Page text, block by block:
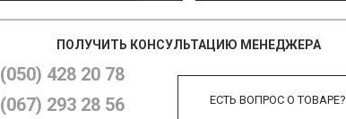
ПОЛУЧИТЬ КОНСУЛЬТАЦИЮ МЕНЕДЖЕРА
(050) 428 20 78
(067) 293 28 56
ЕСТЬ ВОПРОС О ТОВАРЕ?